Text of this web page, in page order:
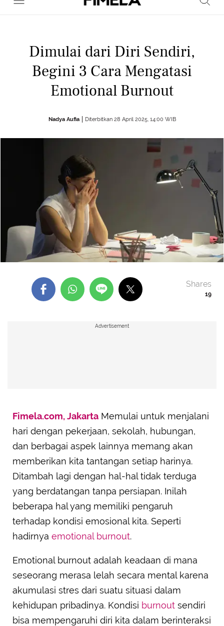
Dimulai dari Diri Sendiri,
Begini 3 Cara Mengatasi
Emotional Burnout
Nadya Aufia Diterbitkan 28 April 2025, 14:00 WIB
19
Shares
Advertisement
Fimela.com, Jakarta Memulai untuk menjalani
hari dengan pekerjaan, sekolah, hubungan,
dan berbagai aspek lainnya memang akan
memberikan kita tantangan setiap harinya.
Ditambah lagi dengan hal-hal tidak terduga
yang berdatangan tanpa persiapan. Inilah
beberapa hal yang memiliki pengaruh
terhadap kondisi emosional kita. Seperti
hadirnya emotional burnout.
Emotional burnout adalah keadaan di mana
seseorang merasa lelah secara mental karena
akumulasi stres dari suatu situasi dalam
kehidupan pribadinya. Kondisi burnout sendiri
bisa mempengaruhi diri kita dalam berinteraksi